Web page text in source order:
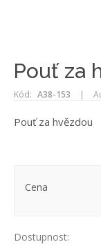
Pouť za
Kód: A38-153 |
Pouť za hvězdou
Cena
Dostupnost: